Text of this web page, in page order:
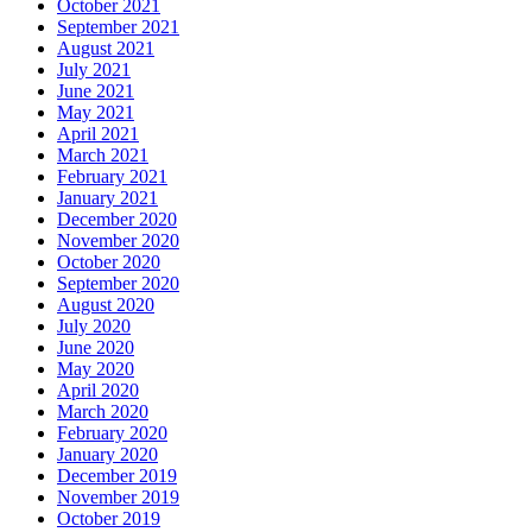
October 2021
September 2021
August 2021
July 2021
June 2021
May 2021
April 2021
March 2021
February 2021
January 2021
December 2020
November 2020
October 2020
September 2020
August 2020
July 2020
June 2020
May 2020
April 2020
March 2020
February 2020
January 2020
December 2019
November 2019
October 2019